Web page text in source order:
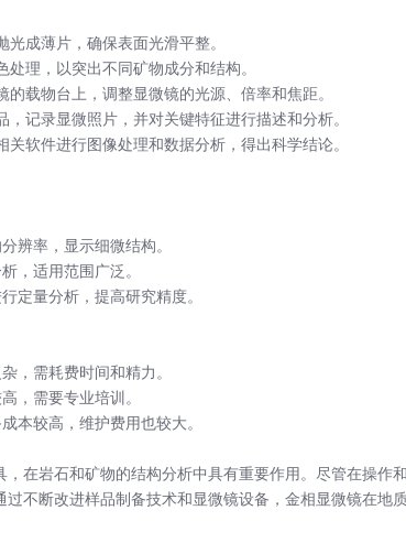
成薄片，确保表面光滑平整。
理，以突出不同矿物成分和结构。
载物台上，调整显微镜的光源、倍率和焦距。
记录显微照片，并对关键特征进行描述和分析。
软件进行图像处理和数据分析，得出科学结论。
辨率，显示细微结构。
，适用范围广泛。
定量分析，提高研究精度。
，需耗费时间和精力。
，需要专业培训。
本较高，维护费用也较大。
在岩石和矿物的结构分析中具有重要作用。尽管在操作
不断改进样品制备技术和显微镜设备，金相显微镜在地